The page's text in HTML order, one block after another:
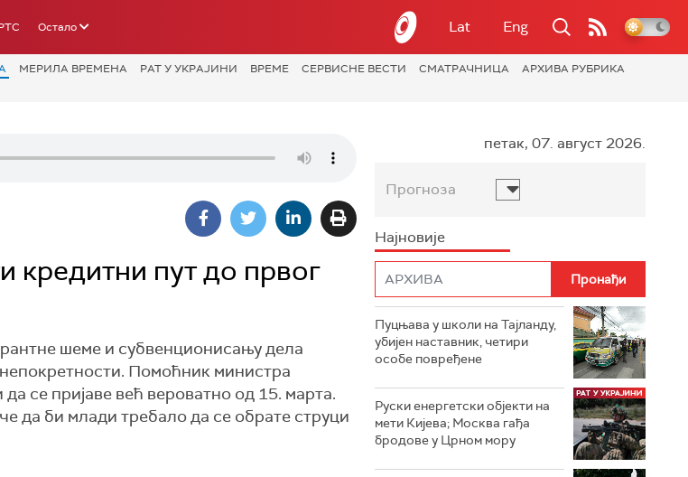
Остало Lat Eng
МЕРИЛА ВРЕМЕНА РАТ У УКРАЈИНИ ВРЕМЕ СЕРВИСНЕ ВЕСТИ СМАТРАЧНИЦА
АРХИВА РУБРИКА
кредитни пут до првог
шеме и субвенционисању дела
Помоћник министра
се пријаве већ вероватно од 15. марта.
да би млади требало да се обрате струци
петак, 07. август 2026.
Прогноза
Најновије
Пуцњава у школи на Тајланду,
убијен наставник, четири
особе повређене
Руски енергетски објекти на
мети Кијева; Москва гађа
бродове у Црном мору